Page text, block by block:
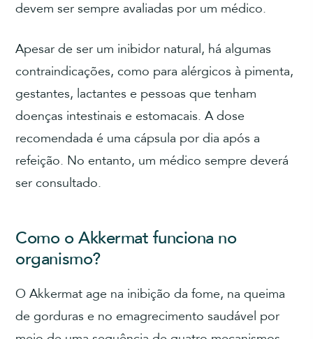
devem ser sempre avaliadas por um médico.
Apesar de ser um inibidor natural, há algumas
contraindicações, como para alérgicos à pimenta,
gestantes, lactantes e pessoas que tenham
doenças intestinais e estomacais. A dose
recomendada é uma cápsula por dia após a
refeição. No entanto, um médico sempre deverá
ser consultado.
Como o Akkermat funciona no
organismo?
O Akkermat age na inibição da fome, na queima
de gorduras e no emagrecimento saudável por